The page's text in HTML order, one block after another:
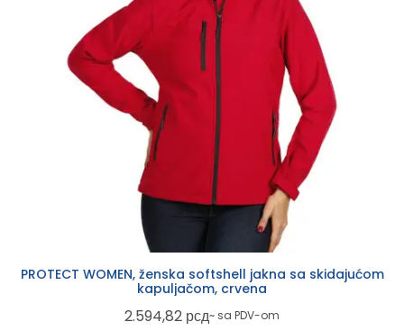
PROTECT WOMEN, ženska softshell jakna sa skidajućom
kapuljačom, crvena
2.594,82 рсд~ sa PDV-om